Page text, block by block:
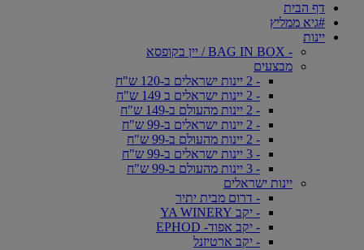
דף הבית
#גיא ממליץ
יינות
- BAG IN BOX / יין בקופסא
מבצעים
- 2 יינות ישראלים ב-120 ש"ח
- 2 יינות ישראלים ב 149 ש"ח
- 2 יינות מהעולם ב-149 ש"ח
- 2 יינות ישראלים ב-99 ש"ח
- 2 יינות מהעולם ב-99 ש"ח
- 3 יינות ישראלים ב-99 ש"ח
- 3 יינות מהעולם ב-99 ש"ח
יינות ישראלים
- דרום מבית יתיר
- יקב YA WINERY
- יקב אפוד- EPHOD
- יקב ארטיזנל